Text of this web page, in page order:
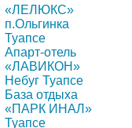
«ЛЕЛЮКС»
п.Ольгинка
Туапсе
Апарт-отель
«ЛАВИКОН»
Небуг Туапсе
База отдыха
«ПАРК ИНАЛ»
Туапсе